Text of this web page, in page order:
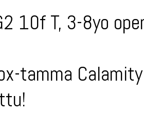
10f T, 3-8yo
tamma